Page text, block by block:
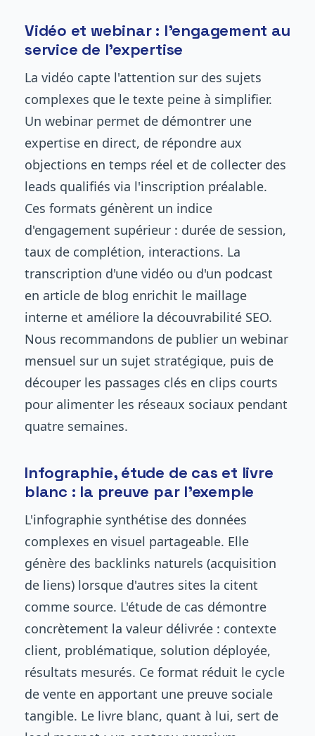
Vidéo et webinar : l'engagement au
service de l'expertise
La vidéo capte l'attention sur des sujets
complexes que le texte peine à simplifier.
Un webinar permet de démontrer une
expertise en direct, de répondre aux
objections en temps réel et de collecter des
leads qualifiés via l'inscription préalable.
Ces formats génèrent un indice
d'engagement supérieur : durée de session,
taux de complétion, interactions. La
transcription d'une vidéo ou d'un podcast
en article de blog enrichit le maillage
interne et améliore la découvrabilité SEO.
Nous recommandons de publier un webinar
mensuel sur un sujet stratégique, puis de
découper les passages clés en clips courts
pour alimenter les réseaux sociaux pendant
quatre semaines.
Infographie, étude de cas et livre
blanc : la preuve par l'exemple
L'infographie synthétise des données
complexes en visuel partageable. Elle
génère des backlinks naturels (acquisition
de liens) lorsque d'autres sites la citent
comme source. L'étude de cas démontre
concrètement la valeur délivrée : contexte
client, problématique, solution déployée,
résultats mesurés. Ce format réduit le cycle
de vente en apportant une preuve sociale
tangible. Le livre blanc, quant à lui, sert de